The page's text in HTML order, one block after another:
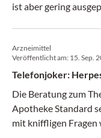
ist aber gering
Arzneimittel
Veröffentlicht am: 15. Sep.
Telefonjoker:
Die Beratung zum
Apotheke Standard
mit kniffligen Fragen